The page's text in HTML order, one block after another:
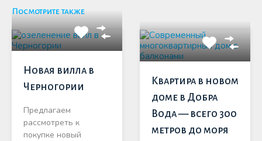
Посмотрите также
Новая вилла в
Черногории
Предлагаем
рассмотреть к
покупке новый
Квартира в новом
доме в Добра
Вода — всего 300
метров до моря